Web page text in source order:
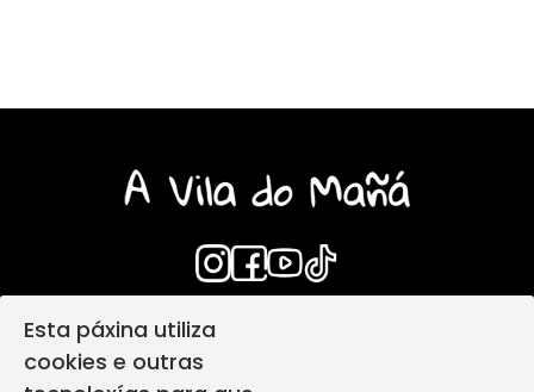
Login
Política de privacidade
Esta páxina utiliza
cookies e outras